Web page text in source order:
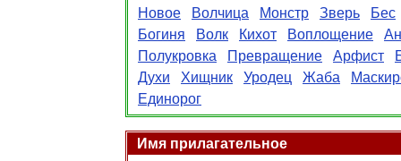
Новое
Волчица Монстр Зверь
Бес
Богиня
Волк Кихот Воплощение
Полукровка
Превращение Арфист
Духи
Хищник Уродец Жаба
Единорог
Имя прилагательное